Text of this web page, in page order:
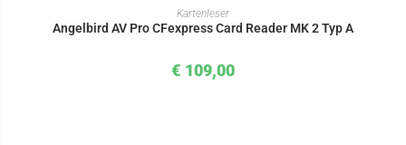
IN DEN WARENKORB
Kartenleser
Angelbird AV Pro CFexpress Card Reader MK 2 Typ A
€ 109,00